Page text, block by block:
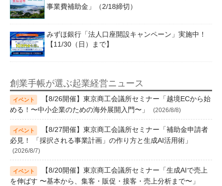
事業費補助金」（2/18締切）
みずほ銀行「法人口座開設キャンペーン」実施中！
【11/30（日）まで】
創業手帳が選ぶ起業経営ニュース
【8/26開催】東京商工会議所セミナー「越境ECから始
める！〜中小企業のための海外展開入門〜」
(2026/8/8)
【8/27開催】東京商工会議所セミナー「補助金申請者
必見！ 「採択される事業計画」の作り方と生成AI活用術」
(2026/8/7)
【8/20開催】東京商工会議所セミナー「生成AIで売上
を伸ばす 〜基本から、集客・販促・接客・売上分析まで〜」